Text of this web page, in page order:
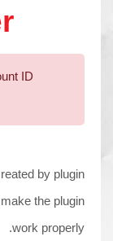
ID
by plugin
the plugin
work properly.